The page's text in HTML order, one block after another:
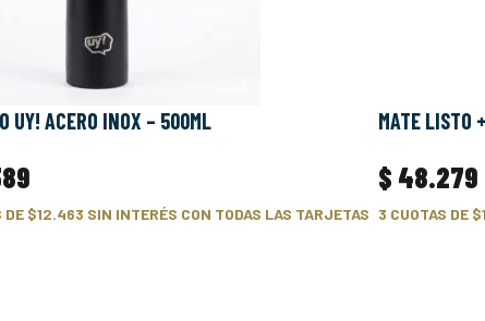
UY! ACERO INOX – 500ML
DE $12.463 SIN INTERÉS CON TODAS LAS TARJETAS
MATE LISTO
$ 48.279
3 CUOTAS DE